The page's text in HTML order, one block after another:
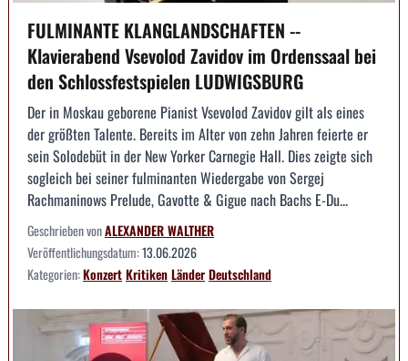
FULMINANTE KLANGLANDSCHAFTEN --
Klavierabend Vsevolod Zavidov im Ordenssaal bei
den Schlossfestspielen LUDWIGSBURG
Der in Moskau geborene Pianist Vsevolod Zavidov gilt als eines
der größten Talente. Bereits im Alter von zehn Jahren feierte er
sein Solodebüt in der New Yorker Carnegie Hall. Dies zeigte sich
sogleich bei seiner fulminanten Wiedergabe von Sergej
Rachmaninows Prelude, Gavotte & Gigue nach Bachs E-Du...
Geschrieben vonALEXANDER WALTHER
Veröffentlichungsdatum:13.06.2026
Kategorien:KonzertKritikenLänderDeutschland